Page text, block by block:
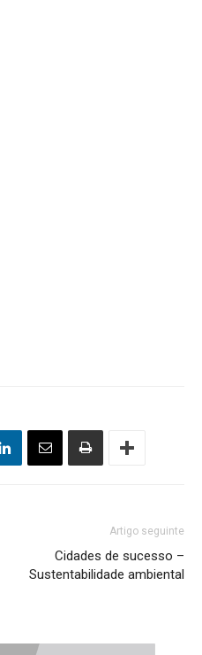
Artigo seguinte
Cidades de sucesso –
Sustentabilidade ambiental